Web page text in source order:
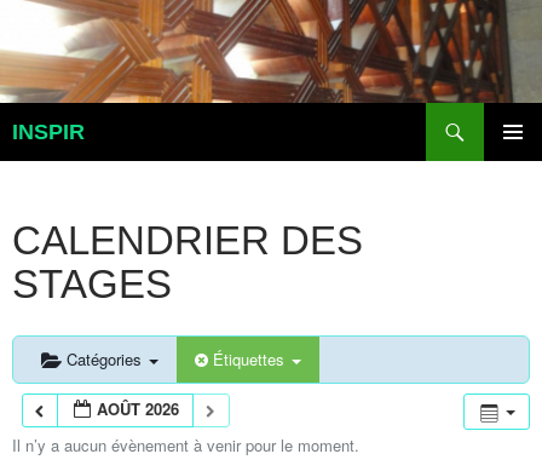
contenu
INSPIR
CALENDRIER DES
STAGES
Catégories Étiquettes
AOÛT 2026
Il n’y a aucun évènement à venir pour le moment.